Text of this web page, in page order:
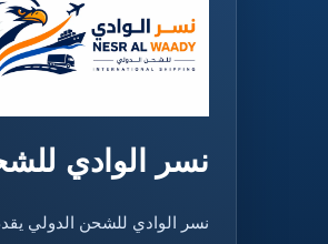
نسر الوادي
نسر الوادي للشحن الدولي